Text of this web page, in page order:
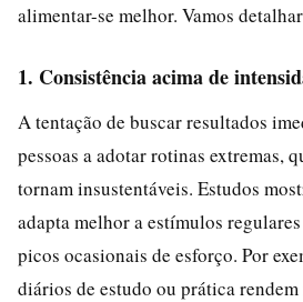
alimentar-se melhor. Vamos
1. Consistência acima de
A tentação de buscar resultados
pessoas a adotar rotinas extremas,
tornam insustentáveis. Estudos
adapta melhor a estímulos
picos ocasionais de esforço. Por
diários de estudo ou prática